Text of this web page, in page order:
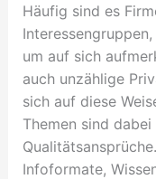
Häufig sind es
um auf sich
auch unzählige
sich auf diese
Themen sind
Infoformate,